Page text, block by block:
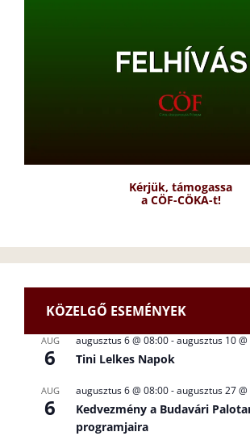
Kérjük, támogassa
a CÖF-CÖKA-t!
KÖZELGŐ ESEMÉNYEK
AUG
6
augusztus 6 @ 08:00-augusztus 10
Tini Lelkes Napok
AUG
6
augusztus 6 @ 08:00-augusztus 27
Kedvezmény a Budavári
programjaira